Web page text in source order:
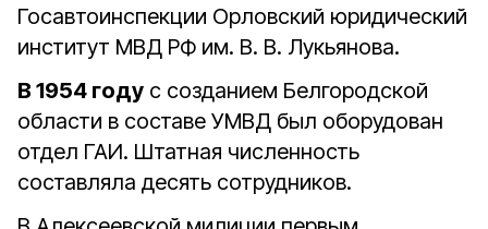
Госавтоинспекции Орловский юридический
институт МВД РФ им. В. В. Лукьянова.
В 1954 году с созданием Белгородской
области в составе УМВД был оборудован
отдел ГАИ. Штатная численность
составляла десять сотрудников.